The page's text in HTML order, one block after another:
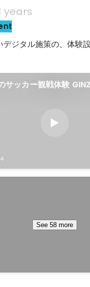
years
ジタル施策の、体験
サッカー観戦体験
See 58 more